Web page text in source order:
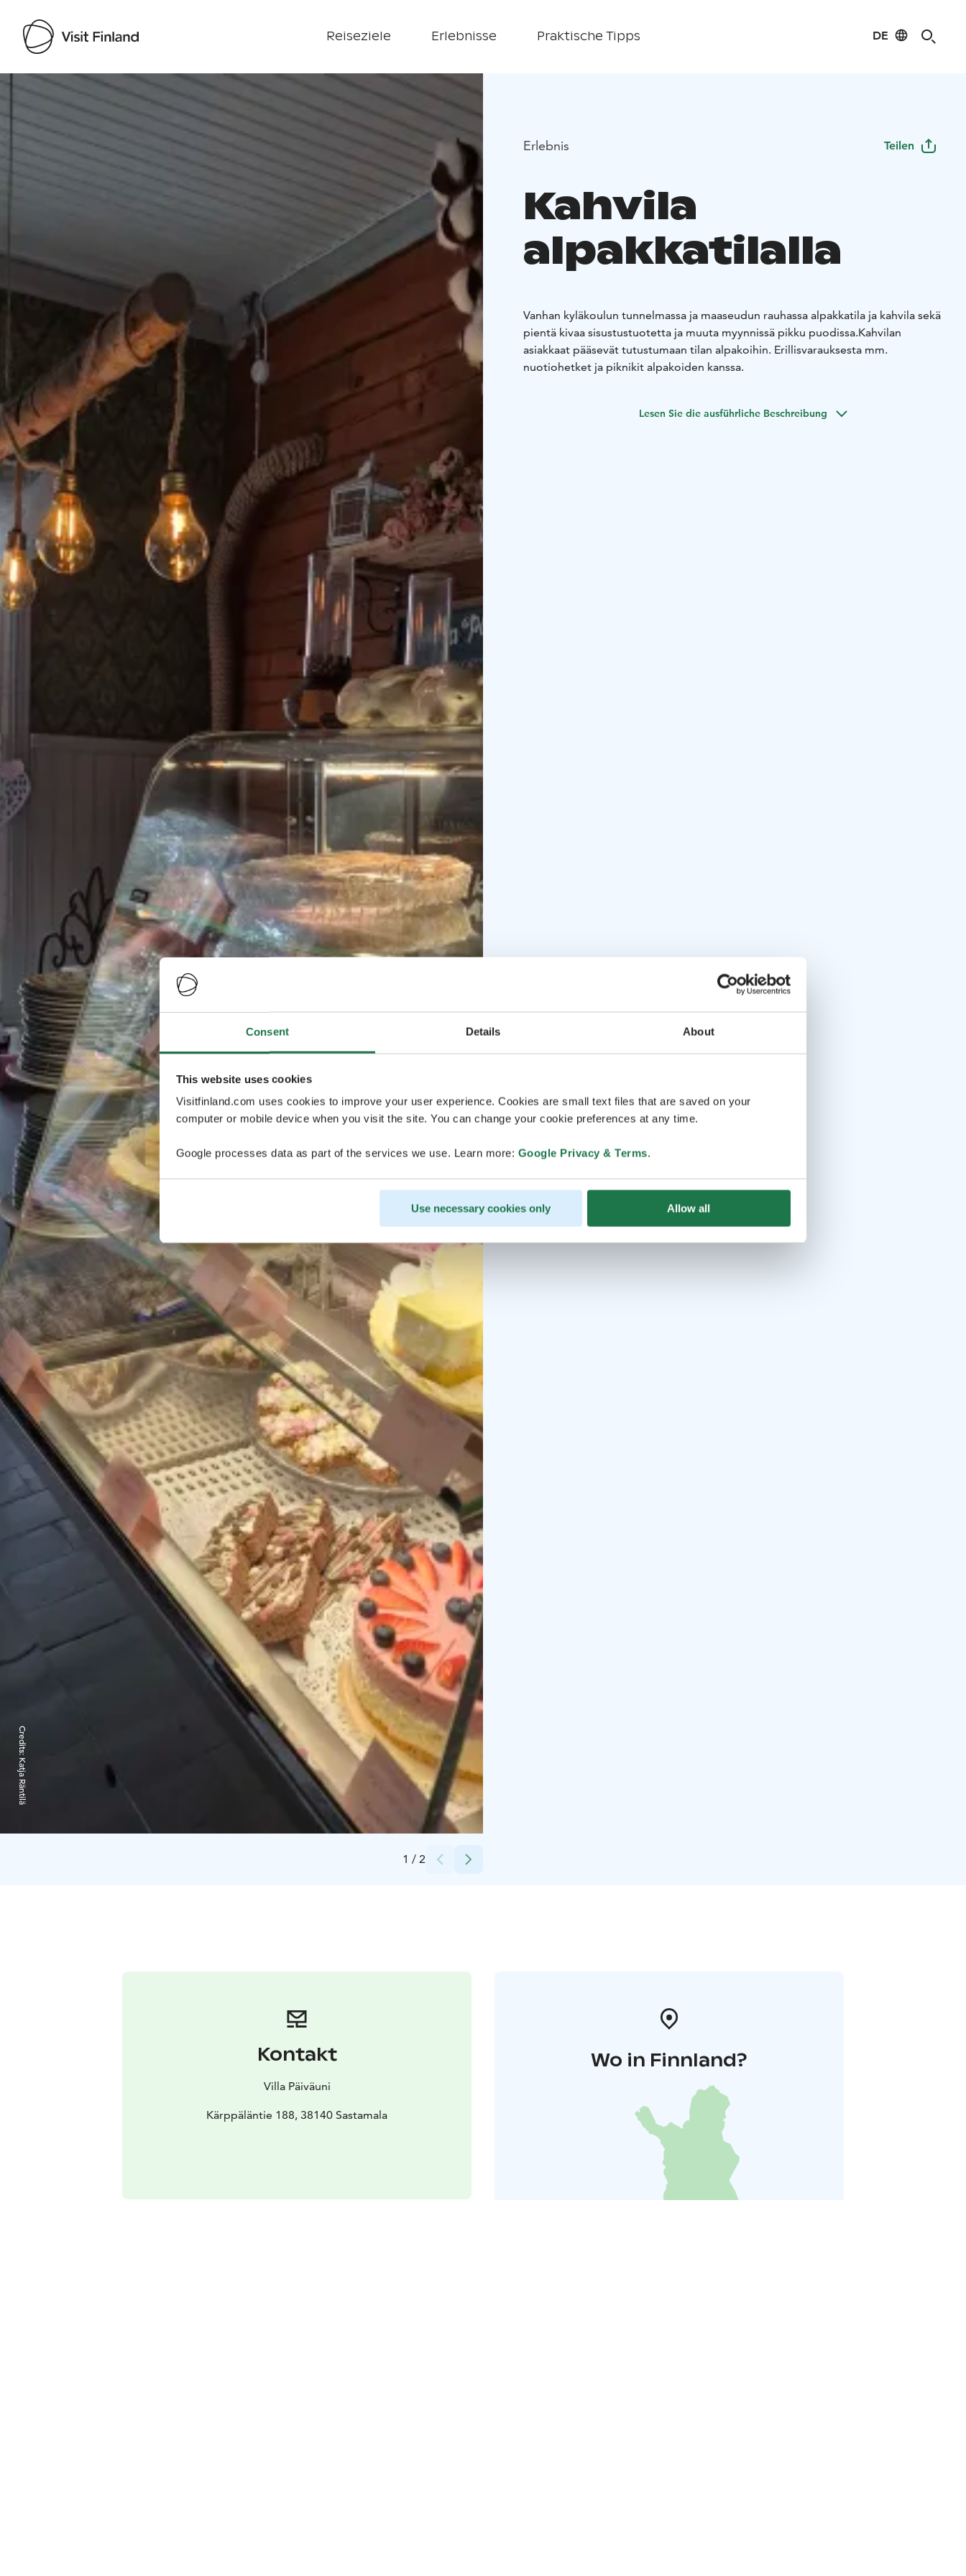
Consent Details About
This website uses cookies
Visitfinland.com uses cookies to improve your user experience. Cookies are small text files that are saved on your
computer or mobile device when you visit the site. You can change your cookie preferences at any time.
Google processes data as part of the services we use. Learn more: Google Privacy & Terms.
Use necessary cookies only Allow all
Reiseziele Erlebnisse Praktische Tipps DE
Visit Finland
1 / 2
Credits:
Katja Räntilä
Erlebnis Teilen
Kahvila
alpakkatilalla
Vanhan kyläkoulun tunnelmassa ja maaseudun rauhassa alpakkatila ja kahvila sekä
pientä kivaa sisustustuotetta ja muuta myynnissä pikku puodissa.Kahvilan
asiakkaat pääsevät tutustumaan tilan alpakoihin. Erillisvarauksesta mm.
nuotiohetket ja piknikit alpakoiden kanssa.
Lesen Sie die ausführliche Beschreibung
Kontakt
Villa Päiväuni
Kärppäläntie 188, 38140 Sastamala
Wo in Finnland?